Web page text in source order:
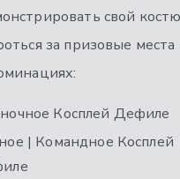
свой
за призовые места
Косплей Дефиле
| Командное Косплей